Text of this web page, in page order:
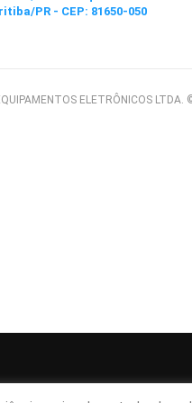
PR - CEP: 81650-050
ELETRÔNICOS